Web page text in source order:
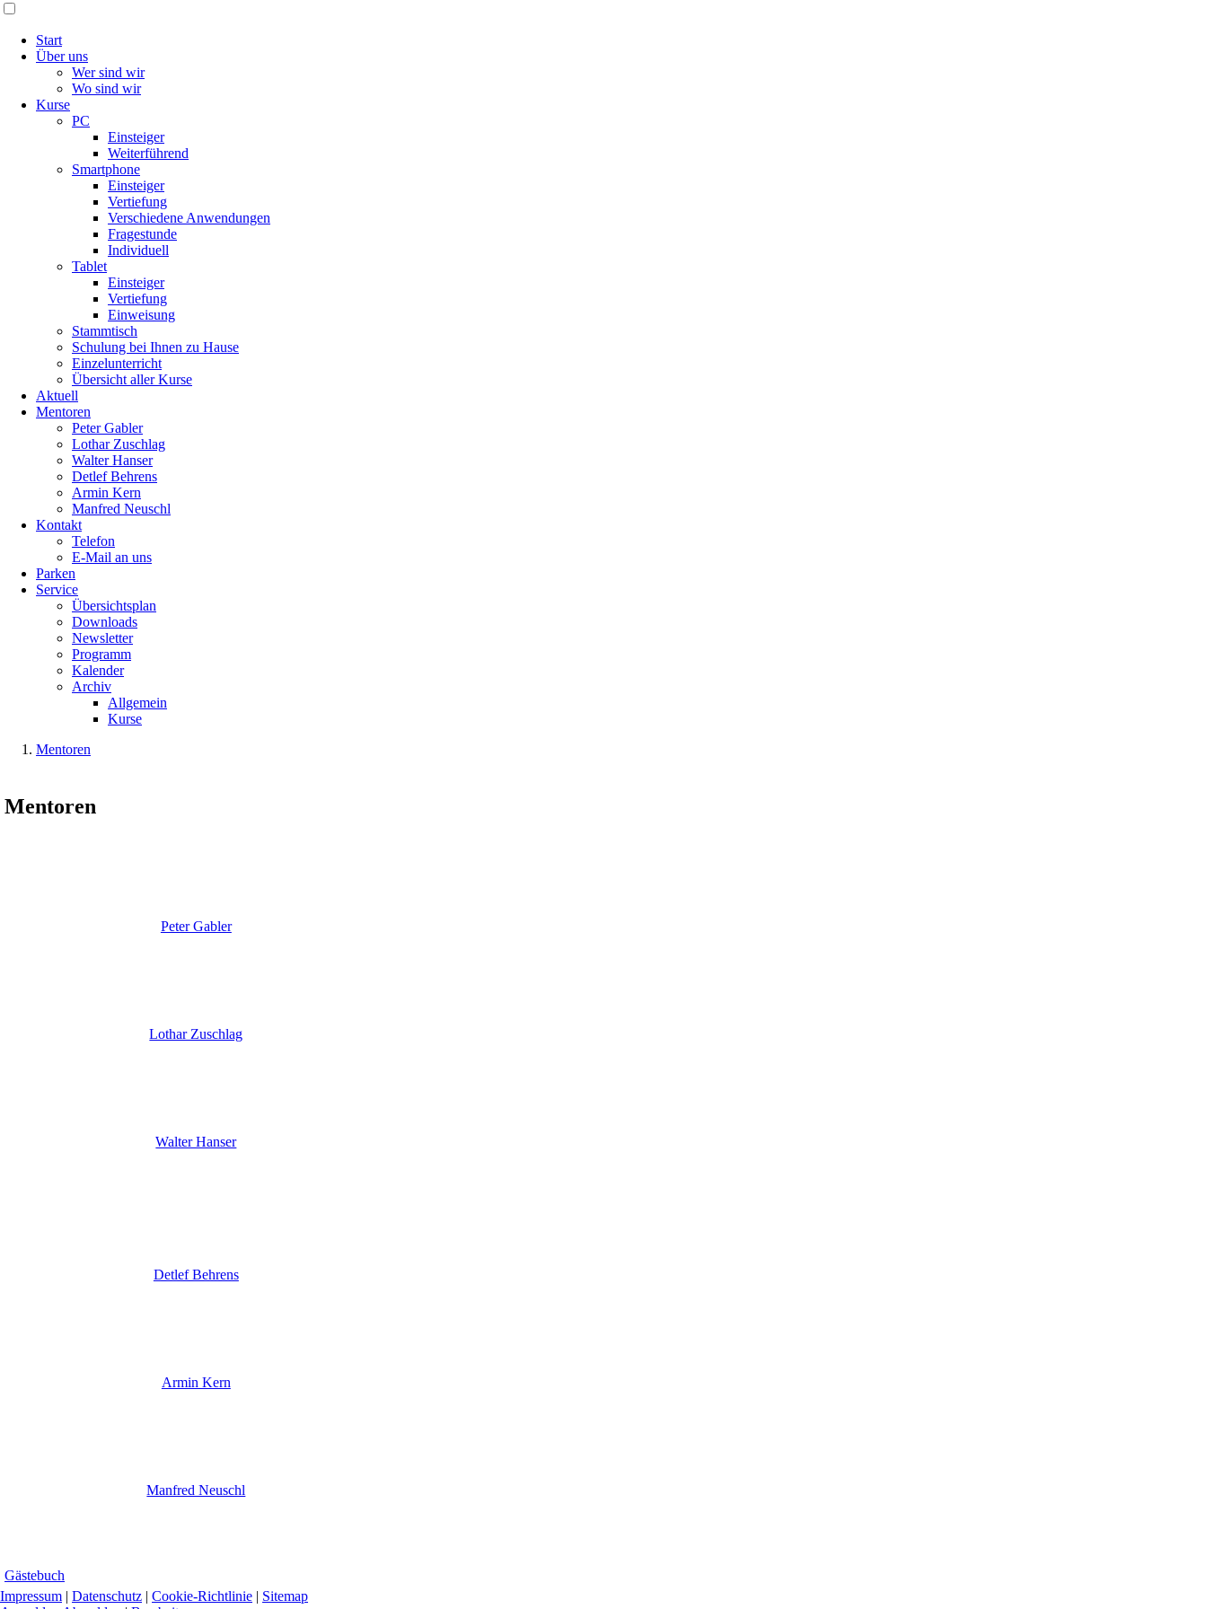
Start
Über uns
Wer sind wir
Wo sind wir
Kurse
PC
Einsteiger
Weiterführend
Smartphone
Einsteiger
Vertiefung
Verschiedene Anwendungen
Fragestunde
Individuell
Tablet
Einsteiger
Vertiefung
Einweisung
Stammtisch
Schulung bei Ihnen zu Hause
Einzelunterricht
Übersicht aller Kurse
Aktuell
Mentoren
Peter Gabler
Lothar Zuschlag
Walter Hanser
Detlef Behrens
Armin Kern
Manfred Neuschl
Kontakt
Telefon
E-Mail an uns
Parken
Service
Übersichtsplan
Downloads
Newsletter
Programm
Kalender
Archiv
Allgemein
Kurse
Mentoren
Mentoren
Peter Gabler
Lothar Zuschlag
Walter Hanser
Detlef Behrens
Armin Kern
Manfred Neuschl
Gästebuch
Impressum | Datenschutz | Cookie-Richtlinie | Sitemap